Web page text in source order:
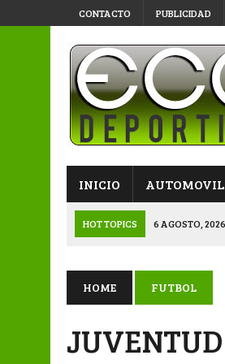
CONTACTO PUBLICIDAD
INICIO
HOT TOPICS 6 AGOSTO, 2026
5 AGOSTO, 2026 | EMOTIVO
6 AGOSTO, 2026 | SUB 20:
HOME FUTBOL